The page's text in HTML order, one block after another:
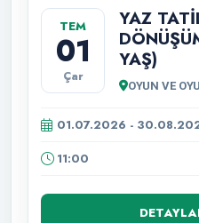
TEM
01
Çar
YAZ
YAŞ)
OYUN VE
01.07.2026 -
11:00